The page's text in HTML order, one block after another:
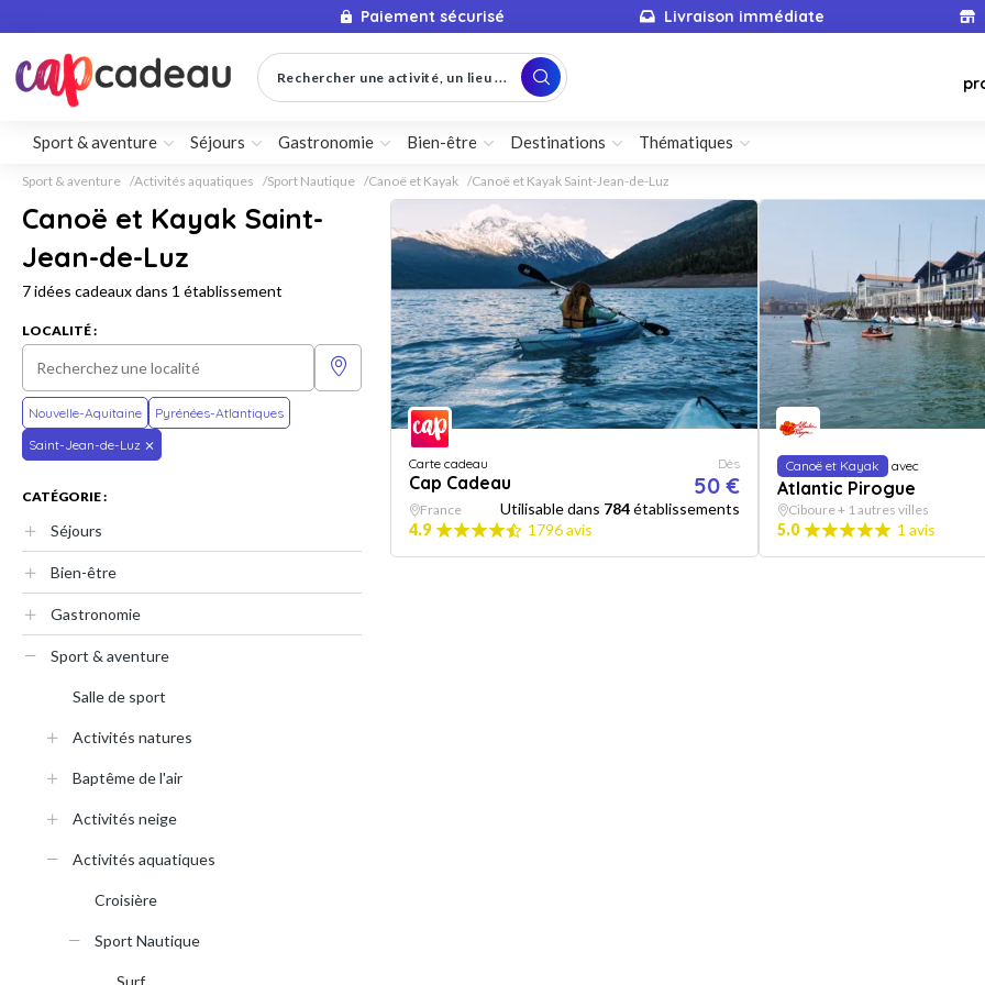
Paiement sécurisé Livraison immédiate
Rechercher une activité, un lieu ...
Sport & aventure Séjours Gastronomie Bien-être Destinations Thématiques
Sport & aventure Activités aquatiques Sport Nautique Canoë et Kayak Canoë et Kayak Saint-Jean-de-Luz
Canoë et Kayak Saint-
Jean-de-Luz
7 idées cadeaux dans 1 établissement
LOCALITÉ :
Nouvelle-Aquitaine
Pyrénées-Atlantiques
Saint-Jean-de-Luz
CATÉGORIE :
Séjours
Bien-être
Gastronomie
Sport & aventure
Salle de sport
Activités natures
Baptême de l'air
Activités neige
Activités aquatiques
Croisière
Sport Nautique
Surf
Carte cadeau
Cap Cadeau
Dès
50 €
France Utilisable dans 784établissements
4.9
1796 avis
Canoë et Kayak avec
Atlantic Pirogue
Ciboure + 1 autres villes
5.0 1 avis